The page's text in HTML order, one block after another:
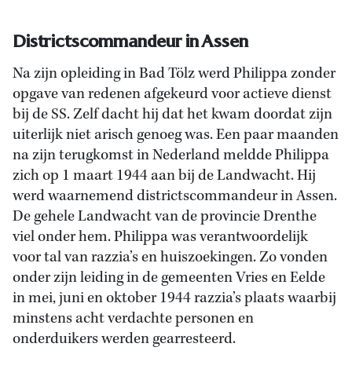
Districtscommandeur in Assen
Na zijn opleiding in Bad Tölz werd Philippa zonder
opgave van redenen afgekeurd voor actieve dienst
bij de SS. Zelf dacht hij dat het kwam doordat zijn
uiterlijk niet arisch genoeg was. Een paar maanden
na zijn terugkomst in Nederland meldde Philippa
zich op 1 maart 1944 aan bij de Landwacht. Hij
werd waarnemend districtscommandeur in Assen.
De gehele Landwacht van de provincie Drenthe
viel onder hem. Philippa was verantwoordelijk
voor tal van razzia’s en huiszoekingen. Zo vonden
onder zijn leiding in de gemeenten Vries en Eelde
in mei, juni en oktober 1944 razzia’s plaats waarbij
minstens acht verdachte personen en
onderduikers werden gearresteerd.